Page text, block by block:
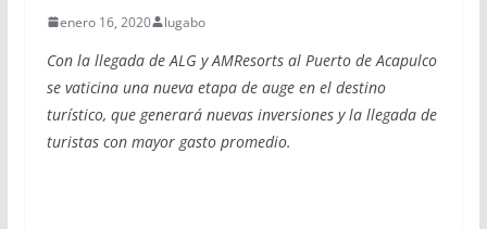
enero 16, 2020 lugabo
Con la llegada de ALG y AMResorts al Puerto de Acapulco
se vaticina una nueva etapa de auge en el destino
turístico, que generará nuevas inversiones y la llegada de
turistas con mayor gasto promedio.